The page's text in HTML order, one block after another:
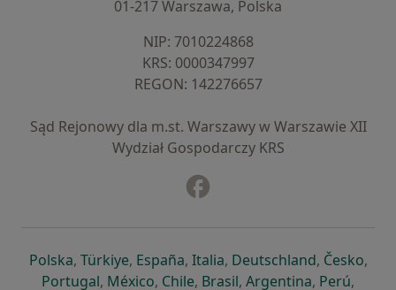
01-217 Warszawa, Polska
NIP: ⁠7010224868
KRS: ⁠0000347997
REGON: ⁠142276657
Sąd Rejonowy dla m.st. Warszawy w Warszawie XII
Wydział Gospodarczy KRS
Polskaotwiera się w nowej karcie
, Türkiyeotwiera się w nowej karcie
, Españaotwiera się w nowej karcie
, Italiaotwiera się w nowej
, Deutschlandotwiera się
, Česko,
Portugalotwiera się w nowej karcie
, Méxicootwiera się w nowej karcie
, Chileotwiera się w nowej karcie
, Brasilotwiera się w nowej
, Argentinaotwiera się
, Perú,